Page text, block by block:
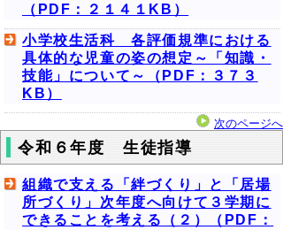
（PDF：２１４１KB）
小学校生活科 各評価規準における
具体的な児童の姿の想定～「知識・
技能」について～（PDF：３７３
KB）
次のページへ
令和６年度 生徒指導
組織で支える「絆づくり」と「居場
所づくり」次年度へ向けて３学期に
できることを考える（２）（PDF：